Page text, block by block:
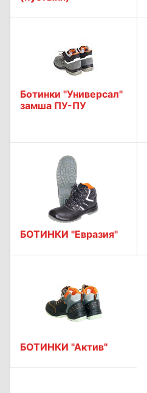
Ботинки "Универсал"
замша ПУ-ПУ
БОТИНКИ "Евразия"
БОТИНКИ "Актив"